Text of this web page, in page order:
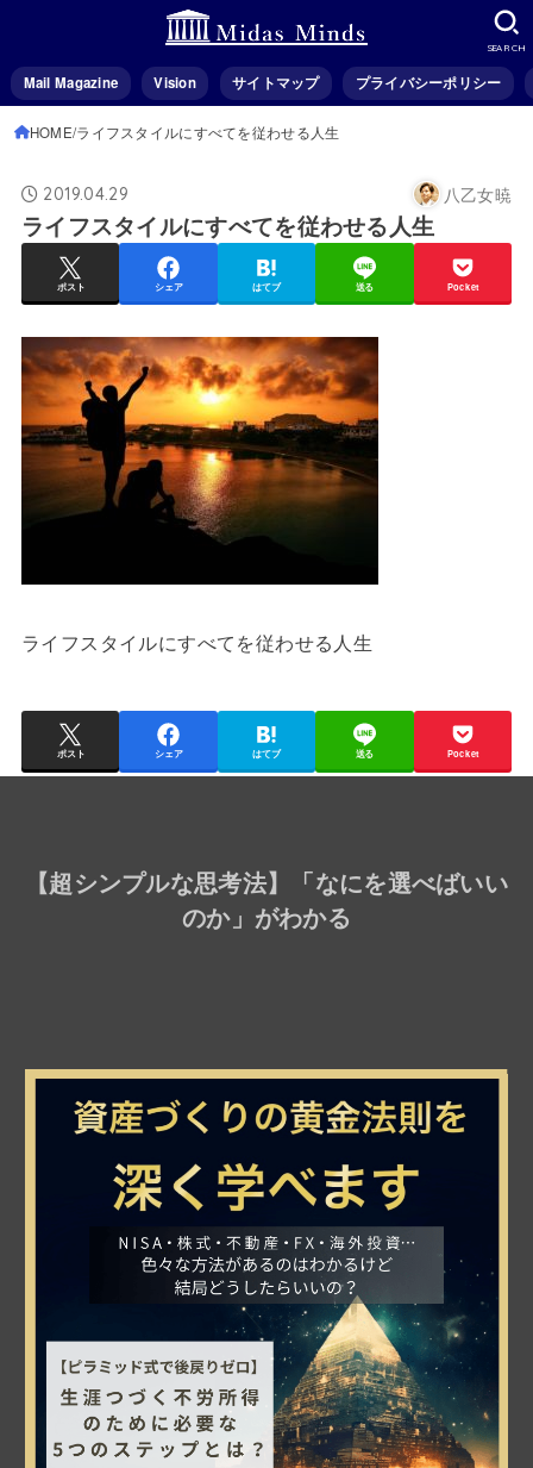
Mail Magazine Vision サイトマップ プライバシーポリシー
SEARCH
HOME ライフスタイルにすべてを従わせる人生
2019.04.29 八乙女暁
ライフスタイルにすべてを従わせる人生
ポスト シェア はてブ 送る Pocket
ライフスタイルにすべてを従わせる人生
ポスト シェア はてブ 送る Pocket
【超シンプルな思考法】「なにを選べばいい
のか」がわかる